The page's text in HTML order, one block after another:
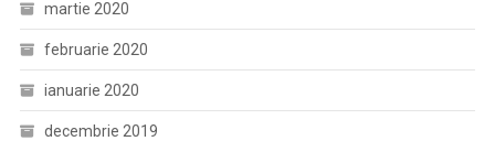
martie 2020
februarie 2020
ianuarie 2020
decembrie 2019